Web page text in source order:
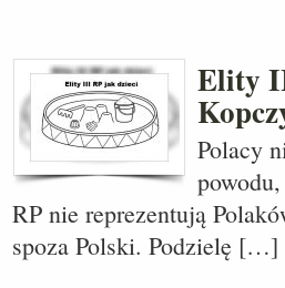
Elity
Polacy
RP nie reprezentują
spoza Polski. Podzielę […]